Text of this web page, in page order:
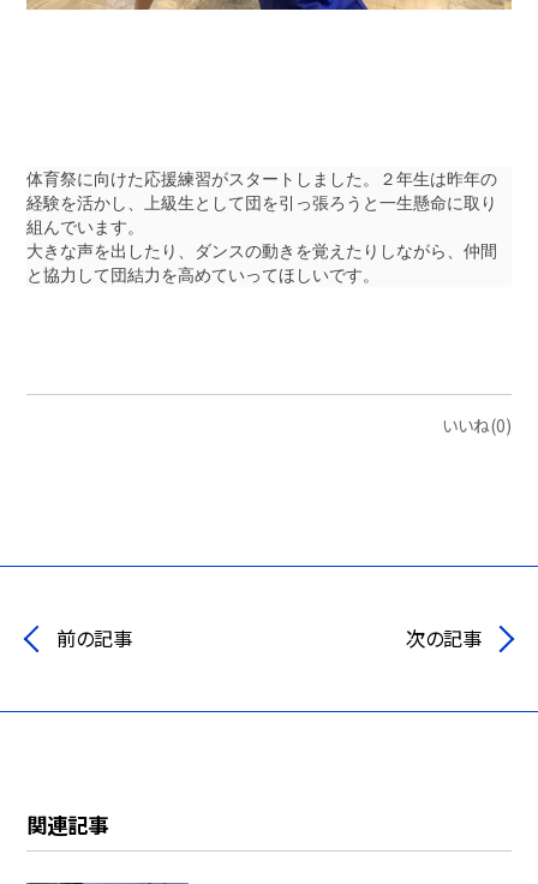
体育祭に向けた応援練習がスタートしました。２年生は昨年の
経験を活かし、上級生として団を引っ張ろうと一生懸命に取り
組んでいます。
大きな声を出したり、ダンスの動きを覚えたりしながら、仲間
と協力して団結力を高めていってほしいです。
いいね(0)
前の記事 次の記事
関連記事